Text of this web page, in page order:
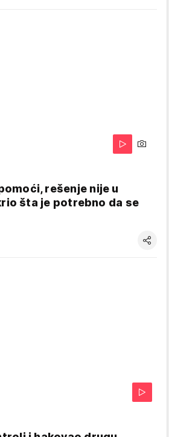
rešenje nije u
šta je potrebno da se